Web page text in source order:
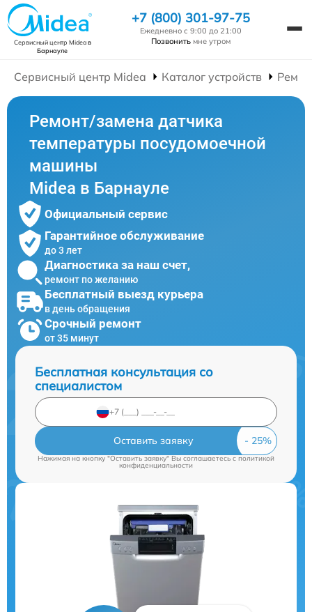
Сервисный центр Mideaв
Барнауле
+7 (800) 301-97-75
Ежедневно с 9:00 до 21:00
Позвонить мне утром
Сервисный центр Midea Каталог устройств
Ремонт/замена датчика
температуры посудомоечной
машины
Midea в Барнауле
Официальный сервис
Гарантийное обслуживание
до 3 лет
Диагностика за наш счет,
ремонт по желанию
Бесплатный выезд курьера
в день обращения
Срочный ремонт
от 35 минут
Бесплатная консультация со
специалистом
Оставить заявку
Нажимая на кнопку "Оставить заявку" Вы соглашаетесь cполитикой
конфиденциальности